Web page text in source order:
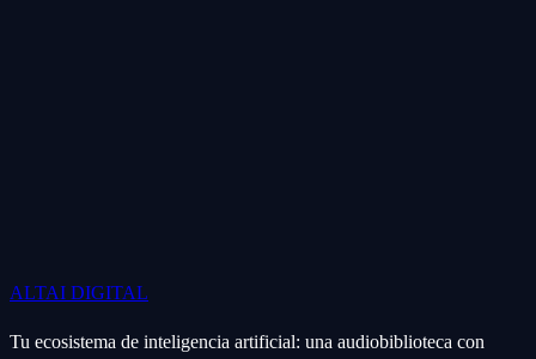
ALTAI DIGITAL
Tu ecosistema de inteligencia artificial: una audiobiblioteca con